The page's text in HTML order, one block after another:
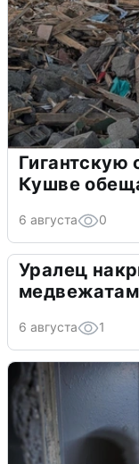
Гигантскую
Кушве
6 августа 0
Уралец
6 августа 1